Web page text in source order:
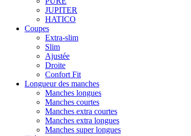
JUPITER
HATICO
Coupes
Extra-slim
Slim
Ajustée
Droite
Confort Fit
Longueur des manches
Manches longues
Manches courtes
Manches extra courtes
Manches extra longues
Manches super longues